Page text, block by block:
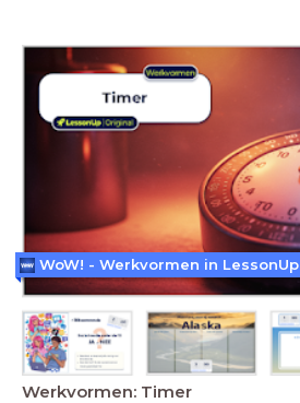
Werkvormen: Timer
WoW! - Werkvormen in LessonUp